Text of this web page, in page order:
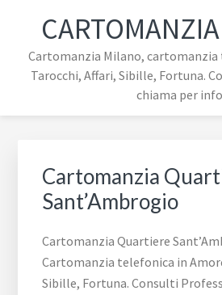
navigazione
primaria
contenuto
principale
footer
navigation
Cartomanzia Milano,
Tarocchi, Affari, Sibille, Fortuna.
chiama per
Cartomanzia
Sant’Ambrogio
Cartomanzia Quartiere
Cartomanzia telefonica in
Sibille, Fortuna. Consulti